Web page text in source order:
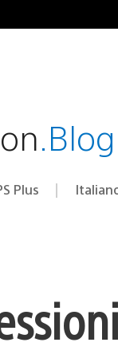
.Blog
Plus